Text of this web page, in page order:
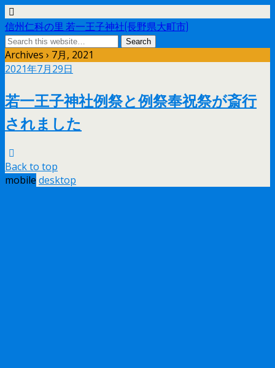
信州仁科の里 若一王子神社(長野県大町市)
Archives › 7月, 2021
2021年7月29日
若一王子神社例祭と例祭奉祝祭が斎行
されました
Back to top
mobile desktop